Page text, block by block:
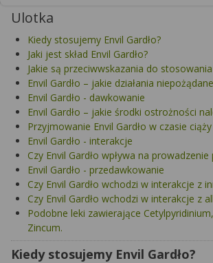
Ulotka
Kiedy stosujemy Envil Gardło?
Jaki jest skład Envil Gardło?
Jakie są przeciwwskazania do stosowania
Envil Gardło – jakie działania
Envil Gardło - dawkowanie
Envil Gardło – jakie środki ostrożności
Przyjmowanie Envil Gardło w czasie ciąży
Envil Gardło - interakcje
Czy Envil Gardło wpływa na
Envil Gardło - przedawkowanie
Czy Envil Gardło wchodzi w interakcje z
Czy Envil Gardło wchodzi w interakcje z
Podobne leki zawierające
Zincum.
Kiedy stosujemy Envil Gardło?